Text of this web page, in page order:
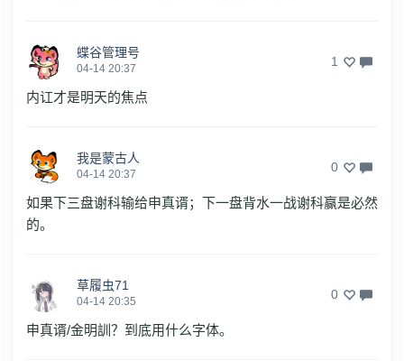
蝶谷管理号
04-14 20:37 1
内讧才是明天的焦点
我是蒙古人
04-14 20:37 0
如果下三盘谢科输给申真谞；下一盘背水一战谢科赢是必然
的。
草履虫71
04-14 20:35 0
申真谞/金明訓？到底用什么字体。